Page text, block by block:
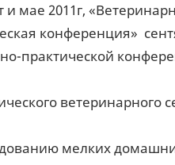
мае 2011г,
конференция»
практической
мелких